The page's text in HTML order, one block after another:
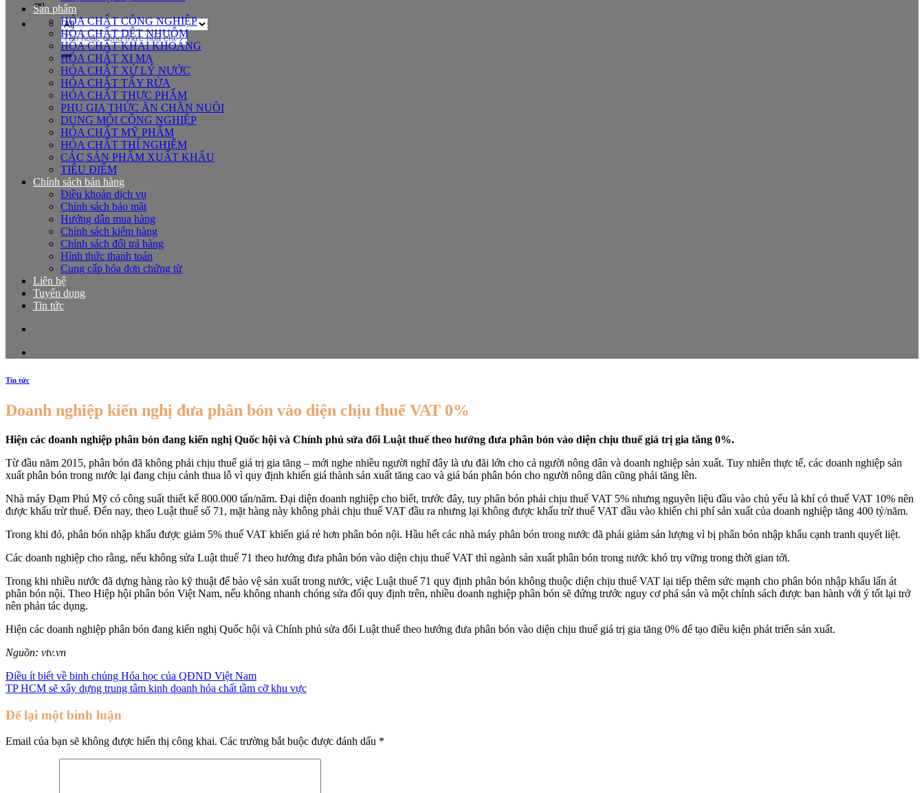
Tìm
kiếm:
Sản phẩm
HÓA CHẤT CÔNG NGHIỆP
HÓA CHẤT DỆT NHUỘM
HÓA CHẤT KHAI KHOÁNG
HÓA CHẤT XI MẠ
HÓA CHẤT XỬ LÝ NƯỚC
HÓA CHẤT TẨY RỬA
HÓA CHẤT THỰC PHẨM
PHỤ GIA THỨC ĂN CHĂN NUÔI
DUNG MÔI CÔNG NGHIỆP
HÓA CHẤT MỸ PHẨM
HÓA CHẤT THÍ NGHIỆM
CÁC SẢN PHẨM XUẤT KHẨU
TIÊU ĐIỂM
Chính sách bán hàng
Điều khoản dịch vụ
Chính sách bảo mật
Hướng dẫn mua hàng
Chính sách kiểm hàng
Chính sách đổi trả hàng
Hình thức thanh toán
Cung cấp hóa đơn chứng từ
Liên hệ
Tuyển dụng
Tin tức
Tin tức
Doanh nghiệp kiến nghị đưa phân bón vào diện chịu thuế VAT 0%
Hiện các doanh nghiệp phân bón đang kiến nghị Quốc hội và Chính phủ sửa đổi Luật thuế theo hướng đưa phân bón vào diện chịu thuế giá trị gia tăng 0%.
Từ đầu năm 2015, phân bón đã không phải chịu thuế giá trị gia tăng – mới nghe nhiều người nghĩ đây là ưu đãi lớn cho cả người nông dân và doanh nghiệp sản xuất. Tuy nhiên thực tế, các doanh nghiệp sản
xuất phân bón trong nước lại đang chịu cảnh thua lỗ vì quy định khiến giá thành sản xuất tăng cao và giá bán phân bón cho người nông dân cũng phải tăng lên.
Nhà máy Đạm Phú Mỹ có công suất thiết kế 800.000 tấn/năm. Đại diện doanh nghiệp cho biết, trước đây, tuy phân bón phải chịu thuế VAT 5% nhưng nguyên liệu đầu vào chủ yếu là khí có thuế VAT 10% nên
được khấu trừ thuế. Đến nay, theo Luật thuế số 71, mặt hàng này không phải chịu thuế VAT đầu ra nhưng lại không được khấu trừ thuế VAT đầu vào khiến chi phí sản xuất của doanh nghiệp tăng 400 tỷ/năm.
Trong khi đó, phân bón nhập khẩu được giảm 5% thuế VAT khiến giá rẻ hơn phân bón nội. Hầu hết các nhà máy phân bón trong nước đã phải giảm sản lượng vì bị phân bón nhập khẩu cạnh tranh quyết liệt.
Các doanh nghiệp cho rằng, nếu không sửa Luật thuế 71 theo hướng đưa phân bón vào diện chịu thuế VAT thì ngành sản xuất phân bón trong nước khó trụ vững trong thời gian tới.
Trong khi nhiều nước đã dựng hàng rào kỹ thuật để bảo vệ sản xuất trong nước, việc Luật thuế 71 quy định phân bón không thuộc diện chịu thuế VAT lại tiếp thêm sức mạnh cho phân bón nhập khẩu lấn át
phân bón nội. Theo Hiệp hội phân bón Việt Nam, nếu không nhanh chóng sửa đổi quy định trên, nhiều doanh nghiệp phân bón sẽ đứng trước nguy cơ phá sản và một chính sách được ban hành với ý tốt lại trở
nên phản tác dụng.
Hiện các doanh nghiệp phân bón đang kiến nghị Quốc hội và Chính phủ sửa đổi Luật thuế theo hướng đưa phân bón vào diện chịu thuế giá trị gia tăng 0% để tạo điều kiện phát triển sản xuất.
Nguồn: vtv.vn
Điều ít biết về binh chủng Hóa học của QĐND Việt Nam
TP HCM sẽ xây dựng trung tâm kinh doanh hóa chất tầm cỡ khu vực
Để lại một bình luận
Email của bạn sẽ không được hiển thị công khai. Các trường bắt buộc được đánh dấu *